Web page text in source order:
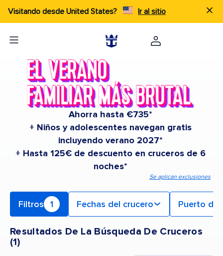
Visitando desde United States? Ir al sitio
Ahorra hasta €735*
+ Niños y adolescentes navegan gratis
incluyendo verano 2027*
+ Hasta 125€ de descuento en cruceros de 6
noches*
Se aplican exclusiones
Filtros 1 Fechas del crucero Puerto de
Resultados De La Búsqueda De Cruceros
(1)